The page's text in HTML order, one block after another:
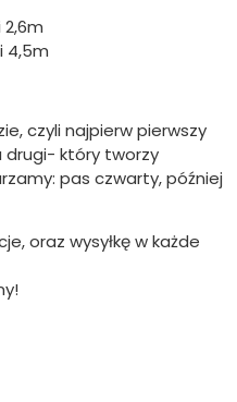
4,5m
czyli najpierw pierwszy
drugi- który tworzy
pas czwarty, później
oraz wysyłkę w każde